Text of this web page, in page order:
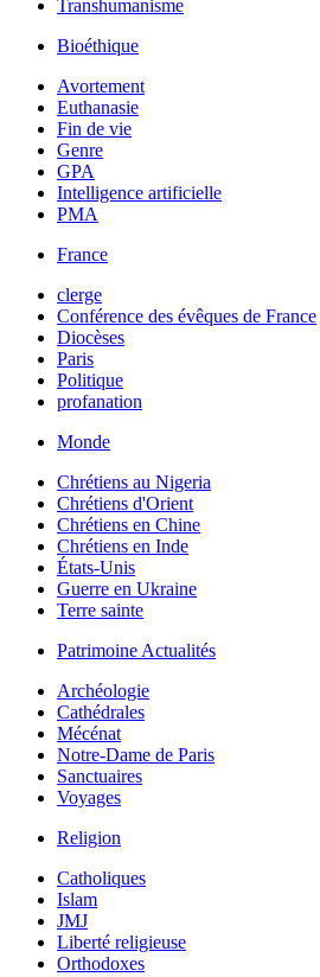
Transhumanisme
Bioéthique
Avortement
Euthanasie
Fin de vie
Genre
GPA
Intelligence artificielle
PMA
France
clerge
Conférence des évêques de France
Diocèses
Paris
Politique
profanation
Monde
Chrétiens au Nigeria
Chrétiens d'Orient
Chrétiens en Chine
Chrétiens en Inde
États-Unis
Guerre en Ukraine
Terre sainte
Patrimoine Actualités
Archéologie
Cathédrales
Mécénat
Notre-Dame de Paris
Sanctuaires
Voyages
Religion
Catholiques
Islam
JMJ
Liberté religieuse
Orthodoxes